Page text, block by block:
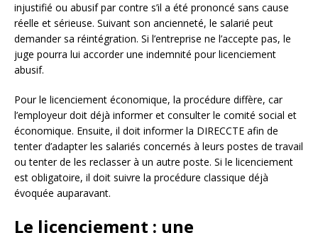
injustifié ou abusif par contre s’il a été prononcé sans cause
réelle et sérieuse. Suivant son ancienneté, le salarié peut
demander sa réintégration. Si l’entreprise ne l’accepte pas, le
juge pourra lui accorder une indemnité pour licenciement
abusif.
Pour le licenciement économique, la procédure diffère, car
l’employeur doit déjà informer et consulter le comité social et
économique. Ensuite, il doit informer la DIRECCTE afin de
tenter d’adapter les salariés concernés à leurs postes de travail
ou tenter de les reclasser à un autre poste. Si le licenciement
est obligatoire, il doit suivre la procédure classique déjà
évoquée auparavant.
Le licenciement : une